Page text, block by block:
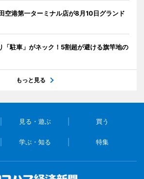
空港第一ターミナル店が8月10日グランド
「駐車」がネック！5割超が避ける旗竿地の
もっと見る
見る・遊ぶ 買う
学ぶ・知る 特集